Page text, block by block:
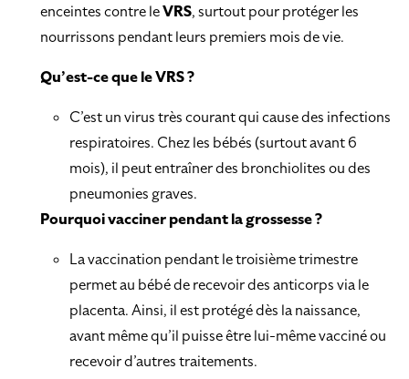
enceintes contre leVRS, surtout pour protéger les
nourrissons pendant leurs premiers mois de vie.
Qu’est-ce que le VRS ?
C’est un virus très courant qui cause des infections
respiratoires. Chez les bébés (surtout avant 6
mois), il peut entraîner des bronchiolites ou des
pneumonies graves.
Pourquoi vacciner pendant la grossesse ?
La vaccination pendant le troisième trimestre
permet au bébé de recevoir des anticorps via le
placenta. Ainsi, il est protégé dès la naissance,
avant même qu’il puisse être lui-même vacciné ou
recevoir d’autres traitements.